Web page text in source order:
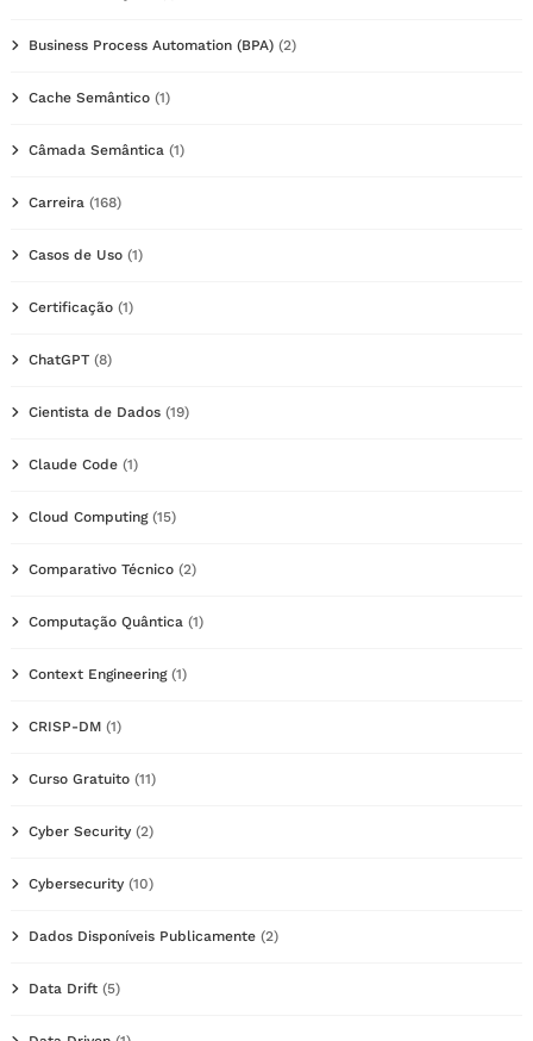
Business Process Automation (BPA) (2)
Cache Semântico (1)
Câmada Semântica (1)
Carreira (168)
Casos de Uso (1)
Certificação (1)
ChatGPT (8)
Cientista de Dados (19)
Claude Code (1)
Cloud Computing(15)
Comparativo Técnico (2)
Computação Quântica (1)
Context Engineering(1)
CRISP-DM (1)
Curso Gratuito (11)
Cyber Security (2)
Cybersecurity (10)
Dados Disponíveis Publicamente (2)
Data Drift (5)